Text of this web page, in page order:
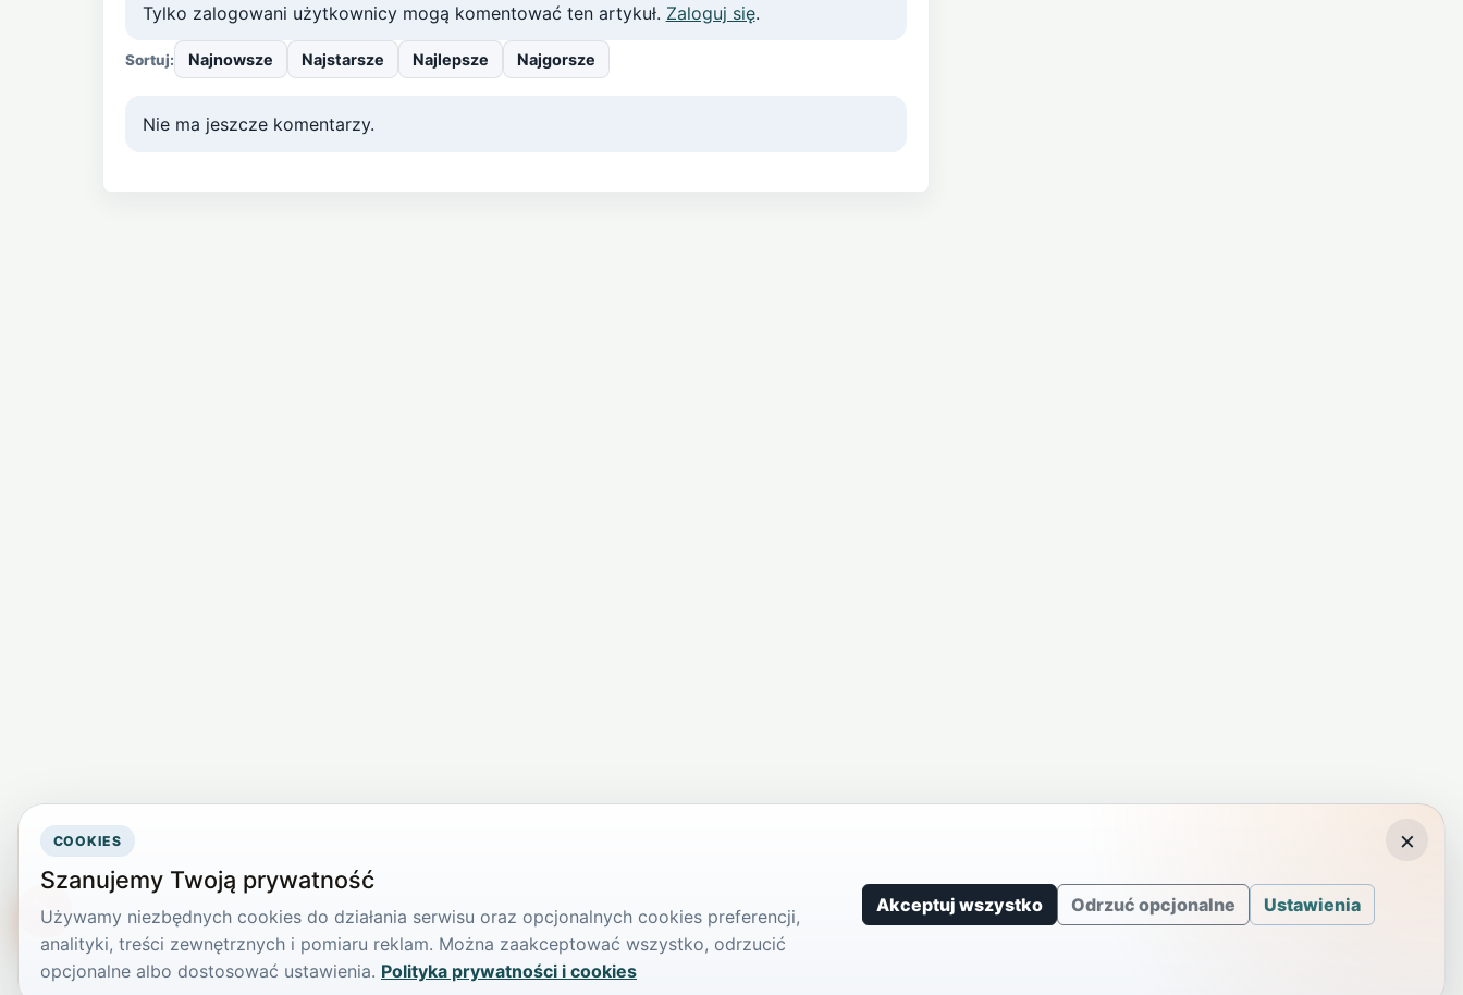
Tylko zalogowani użytkownicy mogą komentować ten artykuł. Zaloguj się.
Sortuj: Najnowsze Najstarsze Najlepsze Najgorsze
Nie ma jeszcze komentarzy.
COOKIES
Szanujemy Twoją prywatność
Używamy niezbędnych cookies do działania serwisu oraz opcjonalnych cookies preferencji,
analityki, treści zewnętrznych i pomiaru reklam. Można zaakceptować wszystko, odrzucić
opcjonalne albo dostosować ustawienia. Polityka prywatności i cookies
Akceptuj wszystko Odrzuć opcjonalne Ustawienia
×
TikTokowa Jelonka